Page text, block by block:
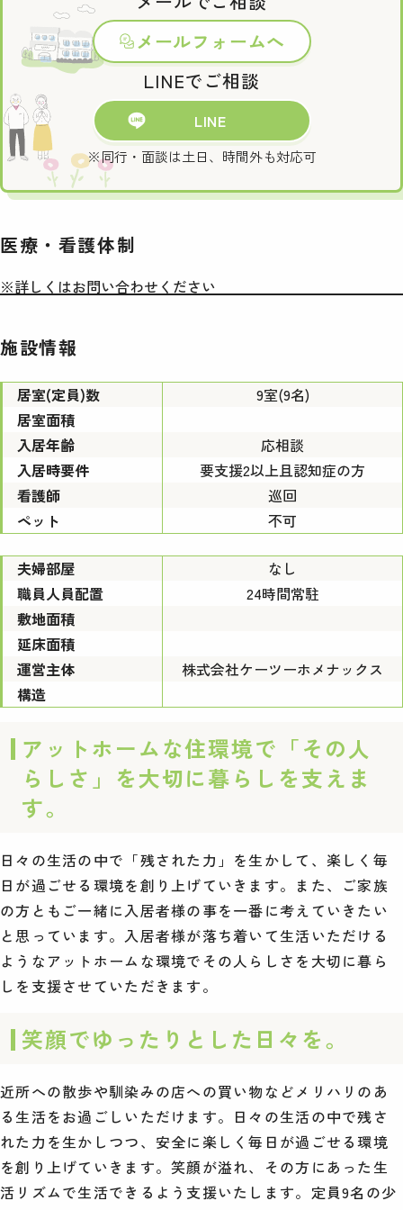
メールフォームへ
LINEでご相談
LINE
※同行・面談は土日、時間外も対応可
医療・看護体制
※詳しくはお問い合わせください
施設情報
居室(定員)数
9室(9名)
居室面積
入居年齢
応相談
入居時要件
要支援2以上且認知症の方
看護師
巡回
ペット
不可
夫婦部屋
なし
職員人員配置
24時間常駐
敷地面積
延床面積
運営主体
株式会社ケーツーホメナックス
構造
アットホームな住環境で「その人
らしさ」を大切に暮らしを支えま
す。
日々の生活の中で「残された力」を生かして、楽しく毎
日が過ごせる環境を創り上げていきます。また、ご家族
の方ともご一緒に入居者様の事を一番に考えていきたい
と思っています。入居者様が落ち着いて生活いただける
ようなアットホームな環境でその人らしさを大切に暮ら
しを支援させていただきます。
笑顔でゆったりとした日々を。
近所への散歩や馴染みの店への買い物などメリハリのあ
る生活をお過ごしいただけます。日々の生活の中で残さ
れた力を生かしつつ、安全に楽しく毎日が過ごせる環境
を創り上げていきます。笑顔が溢れ、その方にあった生
活リズムで生活できるよう支援いたします。定員9名の少